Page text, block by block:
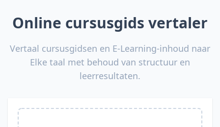
Online cursusgids vertaler
Vertaal cursusgidsen en E-Learning-inhoud naar
Elke taal met behoud van structuur en
leerresultaten.